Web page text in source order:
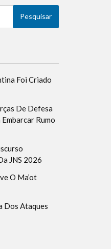
Foi Criado
De Defesa
Rumo
JNS 2026
O Ma’ot
Dos Ataques